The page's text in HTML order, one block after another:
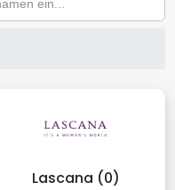
Lascana (0)